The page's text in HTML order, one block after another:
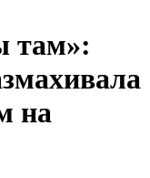
там»:
на